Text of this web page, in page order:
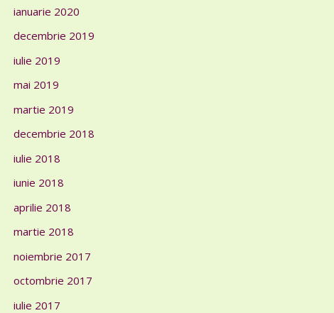
ianuarie 2020
decembrie 2019
iulie 2019
mai 2019
martie 2019
decembrie 2018
iulie 2018
iunie 2018
aprilie 2018
martie 2018
noiembrie 2017
octombrie 2017
iulie 2017